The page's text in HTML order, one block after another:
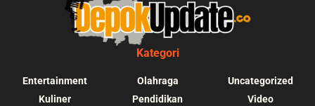
Kategori
Entertainment
Kuliner
Olahraga
Pendidikan
Uncategorized
Video